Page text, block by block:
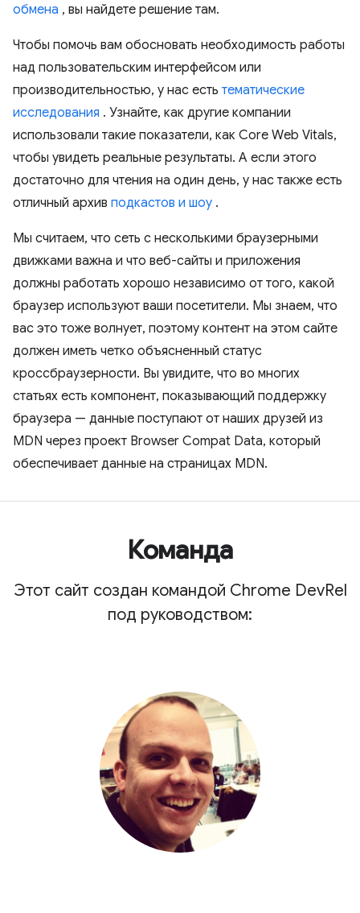
обмена , вы найдете решение там.
Чтобы помочь вам обосновать необходимость работы
над пользовательским интерфейсом или
производительностью, у нас есть тематические
исследования . Узнайте, как другие компании
использовали такие показатели, как Core Web Vitals,
чтобы увидеть реальные результаты. А если этого
достаточно для чтения на один день, у нас также есть
отличный архив подкастов и шоу .
Мы считаем, что сеть с несколькими браузерными
движками важна и что веб-сайты и приложения
должны работать хорошо независимо от того, какой
браузер используют ваши посетители. Мы знаем, что
вас это тоже волнует, поэтому контент на этом сайте
должен иметь четко объясненный статус
кроссбраузерности. Вы увидите, что во многих
статьях есть компонент, показывающий поддержку
браузера — данные поступают от наших друзей из
MDN через проект Browser Compat Data, который
обеспечивает данные на страницах MDN.
Команда
Этот сайт создан командой Chrome DevRel
под руководством: